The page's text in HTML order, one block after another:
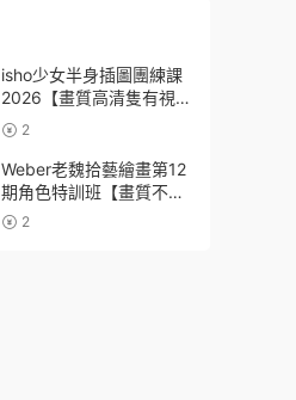
isho少女半身插圖團練課
2026【畫質高清隻有視
頻】2
Weber老魏拾藝繪畫第12
期角色特訓班【畫質不錯
隻有視頻】
2